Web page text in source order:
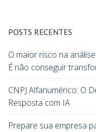
POSTS RECENTES
O maior risco na
É não conseguir
CNPJ Alfanumérico: O
Resposta com IA
Prepare sua empresa